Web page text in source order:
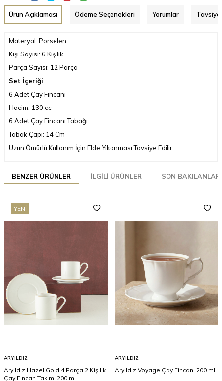
Ürün Açıklaması Ödeme Seçenekleri Yorumlar Tavsiye
Materyal: Porselen
Kişi Sayısı: 6 Kişilik
Parça Sayısı: 12 Parça
Set İçeriği
6 Adet Çay Fincanı
Hacim: 130 cc
6 Adet Çay Fincanı Tabağı
Tabak Çapı: 14 Cm
Uzun Ömürlü Kullanım İçin Elde Yıkanması Tavsiye Edilir.
BENZER ÜRÜNLER İLGILI ÜRÜNLER SON BAKILANLAR
YENI
ARYILDIZ
Aryıldız Hazel Gold 4 Parça 2 Kişilik
Çay Fincan Takımı 200 ml
ARYILDIZ
Aryıldız Voyage Çay Fincanı 200 ml